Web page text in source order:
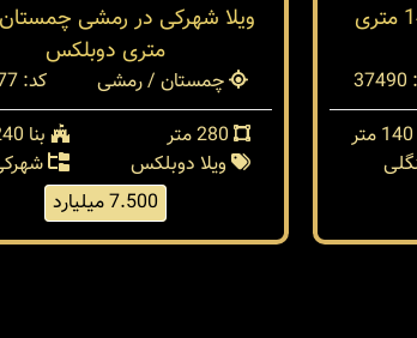
ویلا در رمشی چمستان 140 متری
متری دوبلکس
چمستان / رمشی
کد: 37477
بنا 240 متر
ویلا دوبلکس
7.500 میلیارد